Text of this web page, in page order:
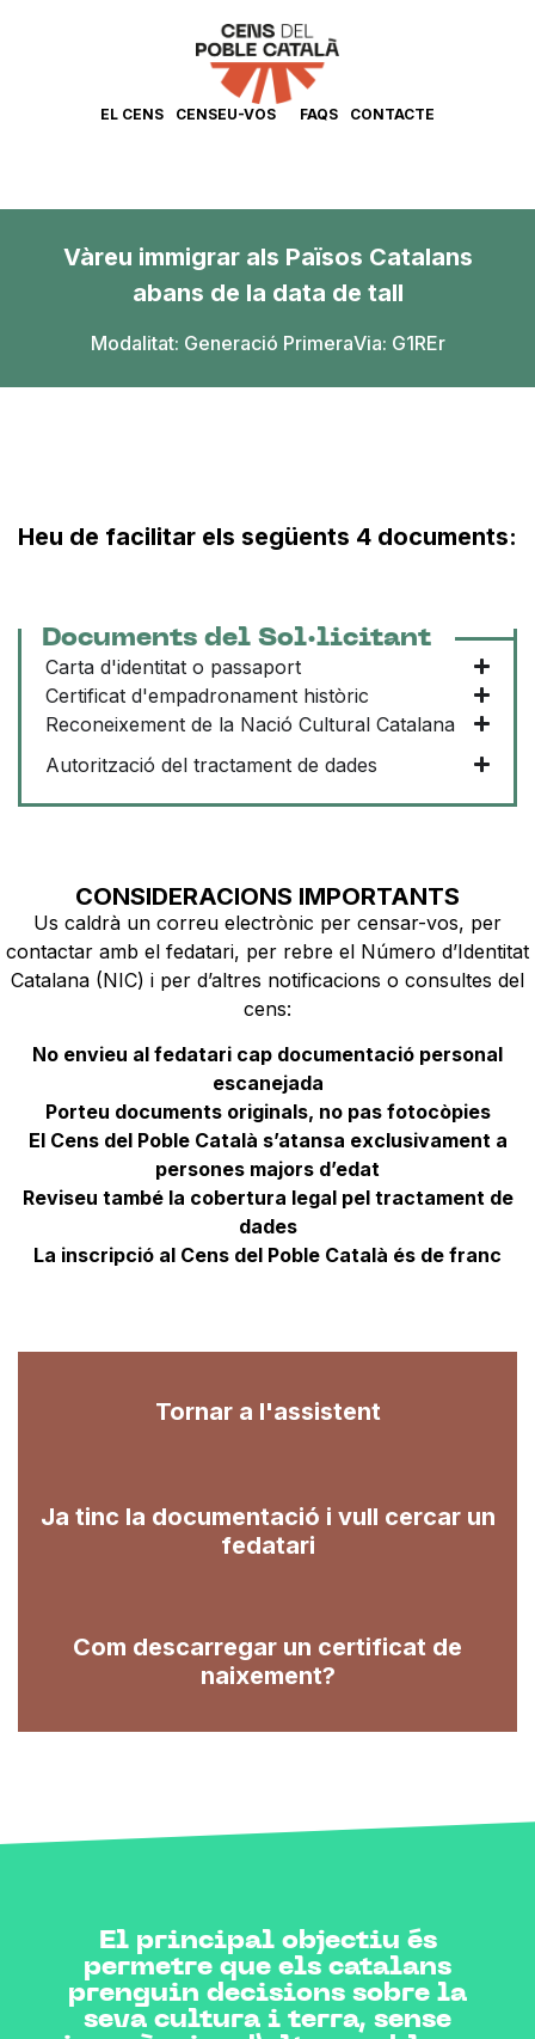
EL CENS CENSEU-VOS FAQS CONTACTE
Vàreu immigrar als Països Catalans
abans de la data de tall
Modalitat: Generació PrimeraVia: G1REr
Heu de facilitar els següents 4 documents:
Documents del Sol·licitant
Carta d'identitat o passaport
Certificat d'empadronament històric
Reconeixement de la Nació Cultural Catalana
Autorització del tractament de dades
CONSIDERACIONS IMPORTANTS
Us caldrà un correu electrònic per censar-vos, per
contactar amb el fedatari, per rebre el Número d’Identitat
Catalana (NIC) i per d’altres notificacions o consultes del
cens:
No envieu al fedatari cap documentació personal
escanejada
Porteu documents originals, no pas fotocòpies
El Cens del Poble Català s’atansa exclusivament a
persones majors d’edat
Reviseu també la cobertura legal pel tractament de
dades
La inscripció al Cens del Poble Català és de franc
Tornar a l'assistent
Ja tinc la documentació i vull cercar un
fedatari
Com descarregar un certificat de
naixement?
El principal objectiu és
permetre que els catalans
prenguin decisions sobre la
seva cultura i terra, sense